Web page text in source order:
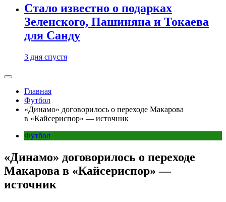
Стало известно о подарках
Зеленского, Пашиняна и Токаева
для Санду
3 дня спустя
Главная
Футбол
«Динамо» договорилось о переходе Макарова
в «Кайсериспор» — источник
Футбол
«Динамо» договорилось о переходе
Макарова в «Кайсериспор» —
источник